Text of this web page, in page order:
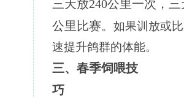
三天放240公里一次，
公里比赛。 如果训放或
速提升鸽群的体能。
三、春季饲喂技
巧